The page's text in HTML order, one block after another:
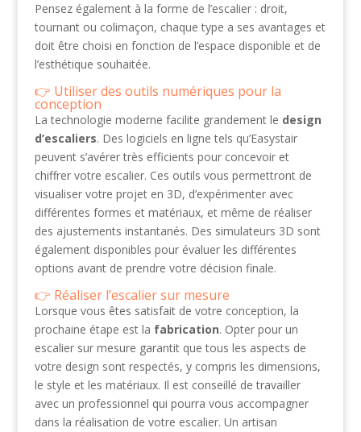
Pensez également à la forme de l’escalier : droit,
tournant ou colimaçon, chaque type a ses avantages et
doit être choisi en fonction de l’espace disponible et de
l’esthétique souhaitée.
Utiliser des outils numériques pour la
conception
La technologie moderne facilite grandement le design
d’escaliers. Des logiciels en ligne tels qu’Easystair
peuvent s’avérer très efficients pour concevoir et
chiffrer votre escalier. Ces outils vous permettront de
visualiser votre projet en 3D, d’expérimenter avec
différentes formes et matériaux, et même de réaliser
des ajustements instantanés. Des simulateurs 3D sont
également disponibles pour évaluer les différentes
options avant de prendre votre décision finale.
Réaliser l’escalier sur mesure
Lorsque vous êtes satisfait de votre conception, la
prochaine étape est la fabrication. Opter pour un
escalier sur mesure garantit que tous les aspects de
votre design sont respectés, y compris les dimensions,
le style et les matériaux. Il est conseillé de travailler
avec un professionnel qui pourra vous accompagner
dans la réalisation de votre escalier. Un artisan